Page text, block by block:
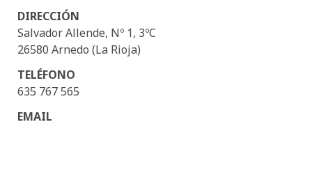
de
Tenis
Arnedo
DIRECCIÓN
Salvador Allende, Nº 1, 3ºC
26580 Arnedo (La Rioja)
TELÉFONO
635 767 565
EMAIL